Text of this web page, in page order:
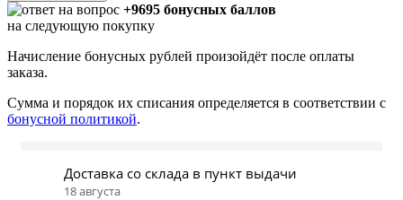
+9695 бонусных баллов
на следующую покупку
Начисление бонусных рублей произойдёт после оплаты
заказа.
Сумма и порядок их списания определяется в соответствии с
бонусной политикой.
Доставка со склада в пункт выдачи
18 августа